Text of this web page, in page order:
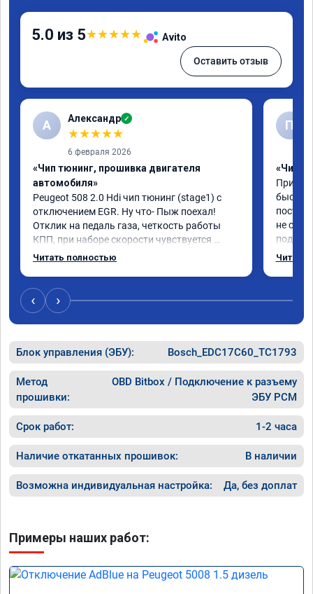
5.0 из 5★★★★★ Avito
Оставить отзыв
А Александр ✓
★★★★★
6 февраля 2026
«Чип тюнинг, прошивка двигателя
автомобиля»
Peugeot 508 2.0 Hdi чип тюнинг (stage1) с
отключением EGR. Ну что- Пыж поехал!
Отклик на педаль газа, четкость работы
КПП, при наборе скорости чувствуется
солидный запас мощности. Ребята
Читать полностью
П
«Чип
быстро
не
буду
Читать
‹ ›
Блок управления (ЭБУ): Bosch_EDC17C60_TC1793
Метод
прошивки:
OBD Bitbox / Подключение к разъему
ЭБУ PCM
Срок работ: 1-2 часа
Наличие откатанных прошивок: В наличии
Возможна индивидуальная настройка: Да, без доплат
Примеры наших работ: